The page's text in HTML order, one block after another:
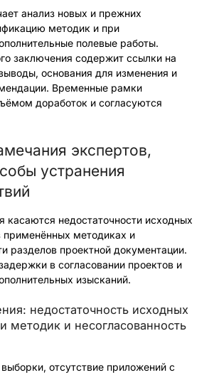
анализ новых и прежних
методик и при
полевые работы.
заключения содержит ссылки на
основания для изменения и
Временные рамки
доработок и согласуются
экспертов,
устранения
касаются недостаточности исходных
методиках и
разделов проектной документации.
в согласовании проектов и
изысканий.
недостаточность исходных
методик и несогласованность
отсутствие приложений с